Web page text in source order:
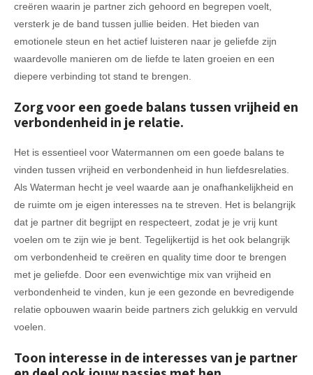
creëren waarin je partner zich gehoord en begrepen voelt,
versterk je de band tussen jullie beiden. Het bieden van
emotionele steun en het actief luisteren naar je geliefde zijn
waardevolle manieren om de liefde te laten groeien en een
diepere verbinding tot stand te brengen.
Zorg voor een goede balans tussen vrijheid en
verbondenheid in je relatie.
Het is essentieel voor Watermannen om een goede balans te
vinden tussen vrijheid en verbondenheid in hun liefdesrelaties.
Als Waterman hecht je veel waarde aan je onafhankelijkheid en
de ruimte om je eigen interesses na te streven. Het is belangrijk
dat je partner dit begrijpt en respecteert, zodat je je vrij kunt
voelen om te zijn wie je bent. Tegelijkertijd is het ook belangrijk
om verbondenheid te creëren en quality time door te brengen
met je geliefde. Door een evenwichtige mix van vrijheid en
verbondenheid te vinden, kun je een gezonde en bevredigende
relatie opbouwen waarin beide partners zich gelukkig en vervuld
voelen.
Toon interesse in de interesses van je partner